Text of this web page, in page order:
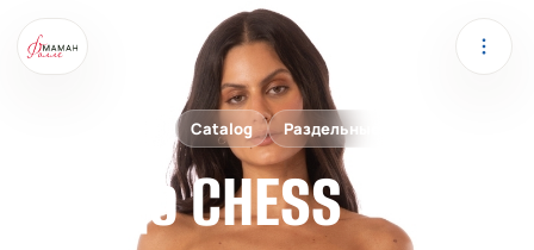
Catalog Раздельные
Бандо CHESS